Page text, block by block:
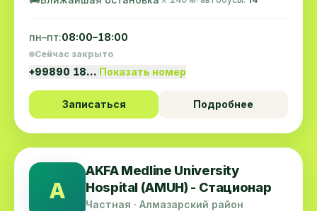
пн–пт:08:00–18:00
Сейчас закрыто
+99890 18… Показать номер
Записаться Подробнее
A
AKFA Medline University
Hospital (AMUH) - Стационар
Частная · Алмазарский район